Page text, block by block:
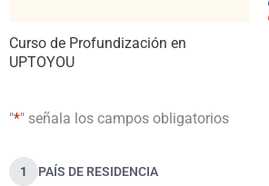
Curso de Profundización en
UPTOYOU
"*" señala los campos obligatorios
1
PAÍS DE RESIDENCIA